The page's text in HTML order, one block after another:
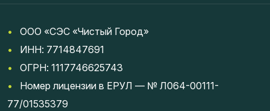
• ООО «СЭС «Чистый Город»
•
ИНН: 7714847691
• ОГРН: 1117746625743
• Номер лицензии в ЕРУЛ — № Л064-00111-
77/01535379